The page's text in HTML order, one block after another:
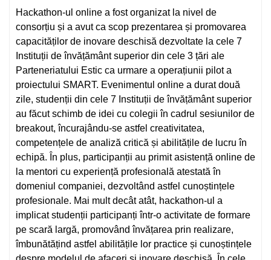
Hackathon-ul online a fost organizat la nivel de
consorțiu și a avut ca scop prezentarea și promovarea
capacităților de inovare deschisă dezvoltate la cele 7
Instituții de învățământ superior din cele 3 țări ale
Parteneriatului Estic ca urmare a operațiunii pilot a
proiectului SMART. Evenimentul online a durat două
zile, studenții din cele 7 Instituții de învățământ superior
au făcut schimb de idei cu colegii în cadrul sesiunilor de
breakout, încurajându-se astfel creativitatea,
competențele de analiză critică și abilitățile de lucru în
echipă. În plus, participanții au primit asistență online de
la mentori cu experiență profesională atestată în
domeniul companiei, dezvoltând astfel cunoștințele
profesionale. Mai mult decât atât, hackathon-ul a
implicat studenții participanți într-o activitate de formare
pe scară largă, promovând învățarea prin realizare,
îmbunătățind astfel abilitățile lor practice și cunoștințele